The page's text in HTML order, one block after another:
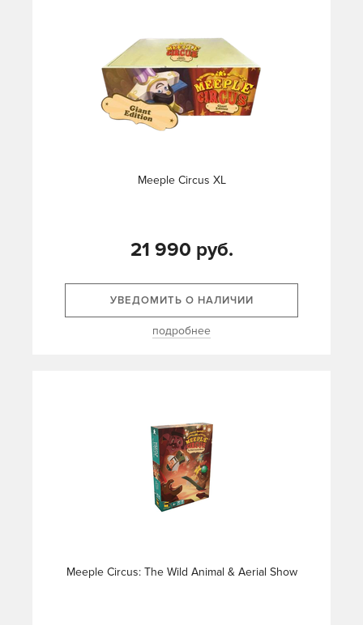
Meeple Circus XL
21 990 руб.
УВЕДОМИТЬ О НАЛИЧИИ
подробнее
Meeple Circus: The Wild Animal & Aerial Show